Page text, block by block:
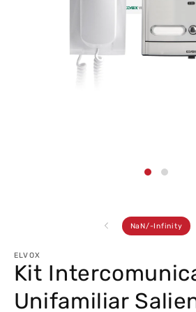
NaN/ de
-Infinity
ELVOX
Kit
Unifamiliar